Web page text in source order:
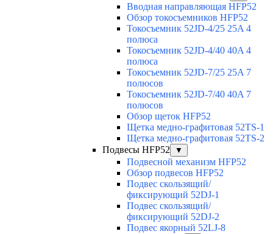
Вводная направляющая HFP52
Обзор токосъемников HFP52
Токосъемник 52JD-4/25 25A 4
полюса
Токосъемник 52JD-4/40 40A 4
полюса
Токосъемник 52JD-7/25 25A 7
полюсов
Токосъемник 52JD-7/40 40A 7
полюсов
Обзор щеток HFP52
Щетка медно-графитовая 52TS-1
Щетка медно-графитовая 52TS-2
Подвесы HFP52
▼
Подвесной механизм HFP52
Обзор подвесов HFP52
Подвес скользящий/
фиксирующий 52DJ-1
Подвес скользящий/
фиксирующий 52DJ-2
Подвес якорный 52LJ-8